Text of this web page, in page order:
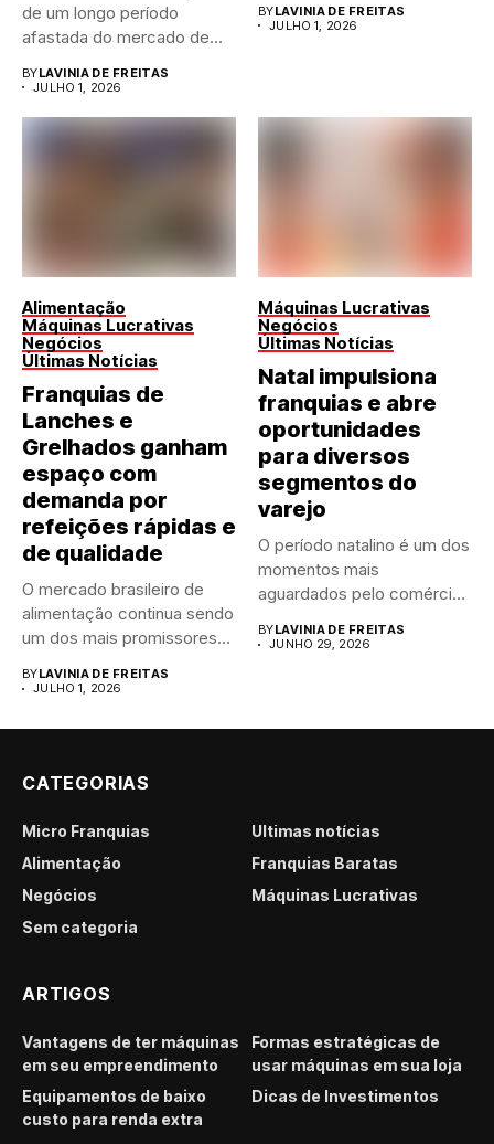
de um longo período
afastada do mercado de...
BYLAVINIA DE FREITAS
JULHO 1, 2026
BYLAVINIA DE FREITAS
JULHO 1, 2026
Alimentação
Máquinas Lucrativas
Negócios
Últimas Notícias
Franquias de
Lanches e
Grelhados ganham
espaço com
demanda por
refeições rápidas e
de qualidade
O mercado brasileiro de
alimentação continua sendo
um dos mais promissores
BYLAVINIA DE FREITAS
JULHO 1, 2026
Máquinas Lucrativas
Negócios
Últimas Notícias
Natal impulsiona
franquias e abre
oportunidades
para diversos
segmentos do
varejo
O período natalino é um dos
momentos mais
aguardados pelo comércio
BYLAVINIA DE FREITAS
JUNHO 29, 2026
CATEGORIAS
Micro Franquias
Últimas notícias
Alimentação
Franquias Baratas
Negócios
Máquinas Lucrativas
Sem categoria
ARTIGOS
Vantagens de ter máquinas
em seu empreendimento
Formas estratégicas de
usar máquinas em sua loja
Equipamentos de baixo
custo para renda extra
Dicas de Investimentos